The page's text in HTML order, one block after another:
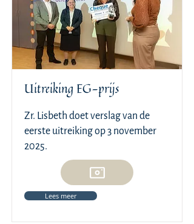
Uitreiking EG-prijs
Zr. Lisbeth doet verslag van de
eerste uitreiking op 3 november
2025.
Lees meer